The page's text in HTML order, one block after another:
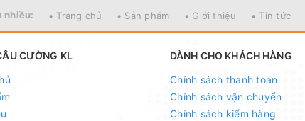
CN Hoàng Hoa Thám - Hà Nội
nhiều: • Trang chủ • Sản phẩm • Giới thiệu • Tin tức
CƯỜNG KL
DÀNH CHO KHÁCH HÀNG
Chính sách thanh toán
Chính sách vận chuyển
Chính sách kiểm hàng